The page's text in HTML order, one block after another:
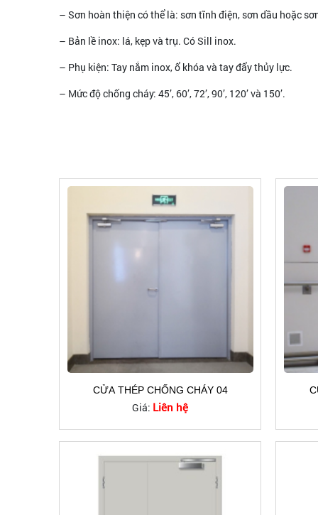
– Sơn hoàn thiện có thể là: sơn tĩnh điện, sơn dầu hoặc
– Bản lề inox: lá, kẹp và trụ. Có Sill inox.
– Phụ kiện: Tay nắm inox, ổ khóa và tay đẩy thủy lực.
– Mức độ chống cháy: 45’, 60’, 72’, 90’, 120’ và 150’.
CỬA THÉP CHỐNG CHÁY 04
Giá: Liên hệ